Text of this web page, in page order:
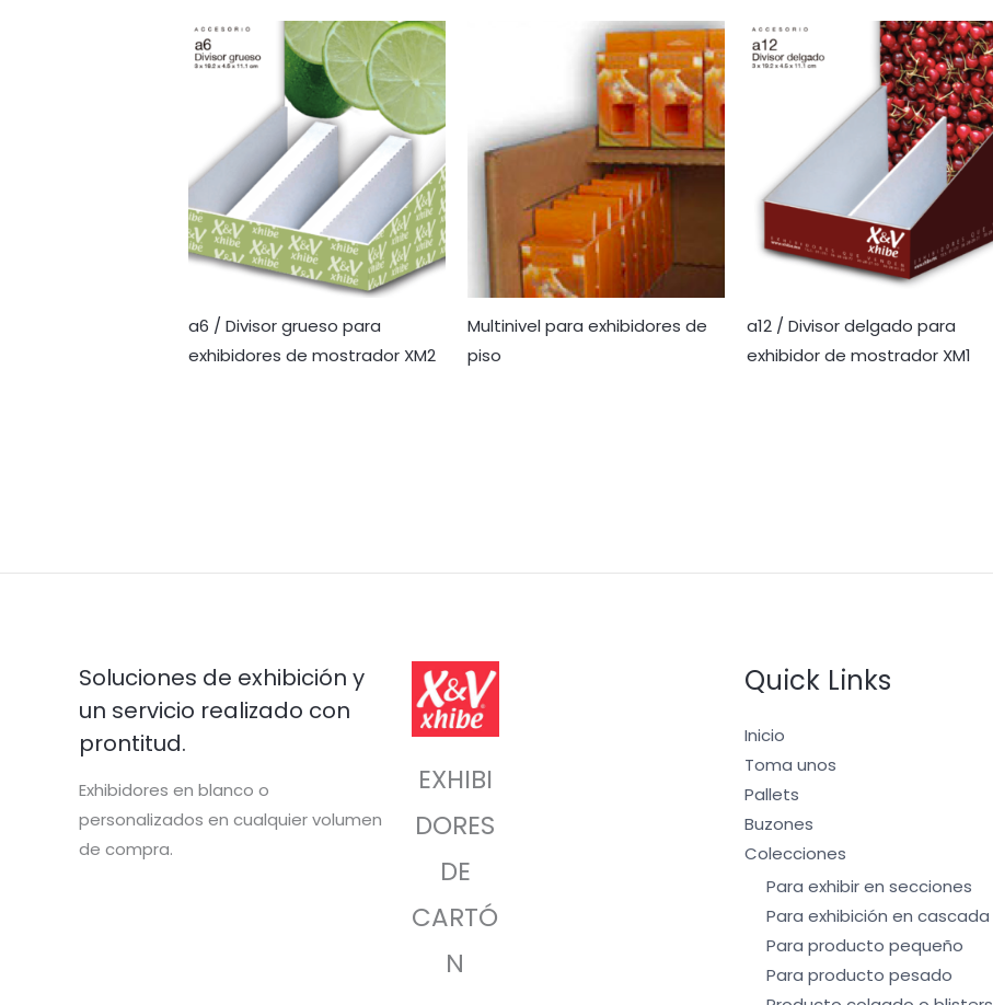
a6 / Divisor grueso para
exhibidores de mostrador XM2
Multinivel para exhibidores de
piso
a12 / Divisor delgado para
exhibidor de mostrador XM1
Soluciones de exhibición y
un servicio realizado con
prontitud.
Exhibidores en blanco o
personalizados en cualquier volumen
de compra.
EXHIBI
DORES
DE
CARTÓ
N
Quick Links
Inicio
Toma unos
Pallets
Buzones
Colecciones
Para exhibir en secciones
Para exhibición en cascada
Para producto pequeño
Para producto pesado